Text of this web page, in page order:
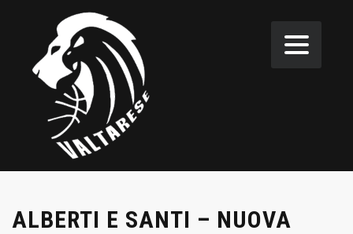
ALBERTI E SANTI – NUOVA